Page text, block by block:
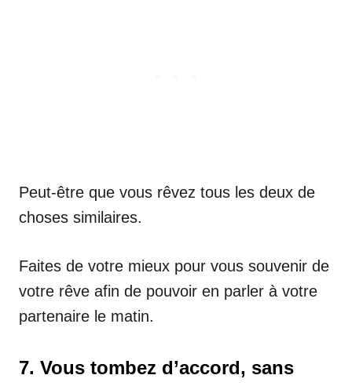
Peut-être que vous rêvez tous les deux de
choses similaires.
Faites de votre mieux pour vous souvenir de
votre rêve afin de pouvoir en parler à votre
partenaire le matin.
7. Vous tombez d’accord, sans